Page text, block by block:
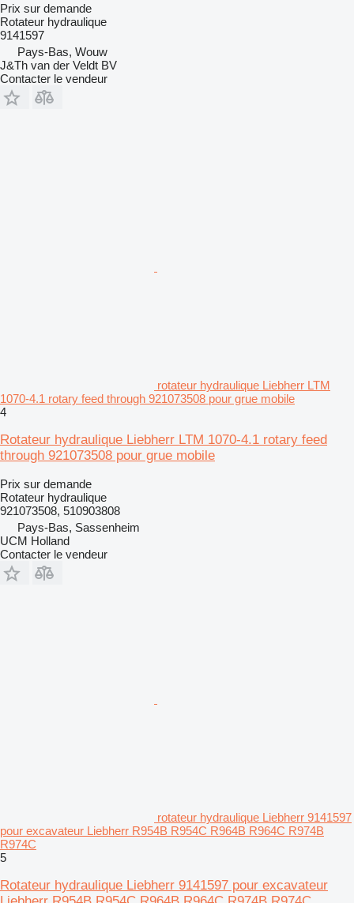
Prix sur demande
Rotateur hydraulique
9141597
Pays-Bas, Wouw
J&Th van der Veldt BV
Contacter le vendeur
rotateur hydraulique Liebherr LTM
1070-4.1 rotary feed through 921073508 pour grue mobile
4
Rotateur hydraulique Liebherr LTM 1070-4.1 rotary feed
through 921073508 pour grue mobile
Prix sur demande
Rotateur hydraulique
921073508, 510903808
Pays-Bas, Sassenheim
UCM Holland
Contacter le vendeur
rotateur hydraulique Liebherr 9141597
pour excavateur Liebherr R954B R954C R964B R964C R974B
R974C
5
Rotateur hydraulique Liebherr 9141597 pour excavateur